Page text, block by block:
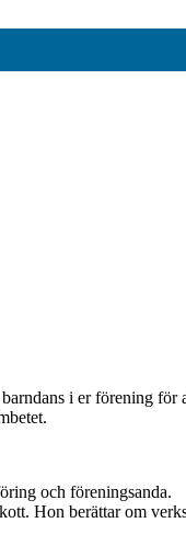
i er förening för
och föreningsanda.
Hon berättar om